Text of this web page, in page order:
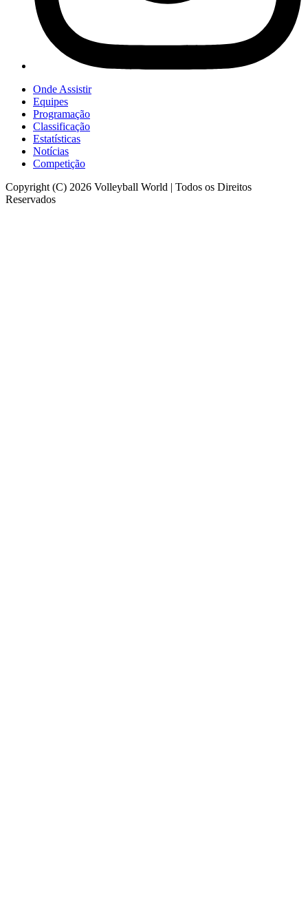
Onde Assistir
Equipes
Programação
Classificação
Estatísticas
Notícias
Competição
Copyright (C) 2026 Volleyball World | Todos os Direitos
Reservados